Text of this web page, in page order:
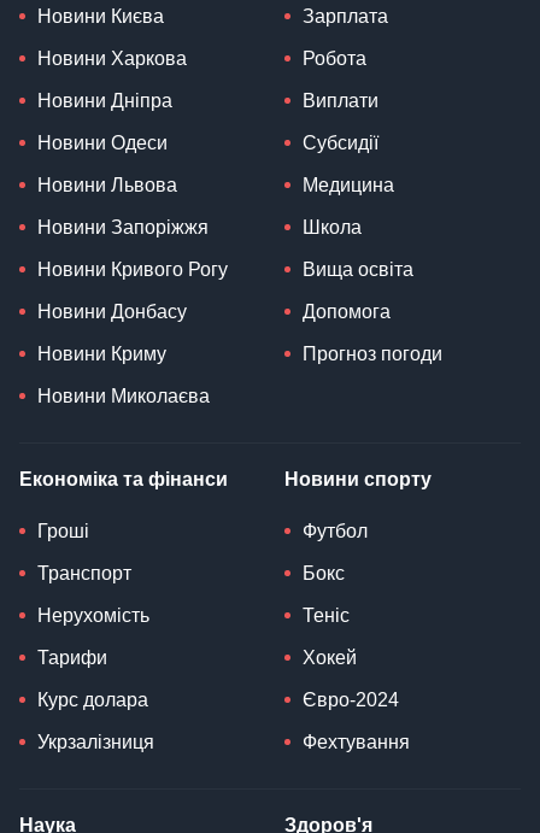
Новини Києва
Новини Харкова
Новини Дніпра
Новини Одеси
Новини Львова
Новини Запоріжжя
Новини Кривого Рогу
Новини Донбасу
Новини Криму
Новини Миколаєва
Зарплата
Робота
Виплати
Субсидії
Медицина
Школа
Вища освіта
Допомога
Прогноз погоди
Економіка та фінанси
Гроші
Транспорт
Нерухомість
Тарифи
Курс долара
Укрзалізниця
Новини спорту
Футбол
Бокс
Теніс
Хокей
Євро-2024
Фехтування
Наука Здоров'я